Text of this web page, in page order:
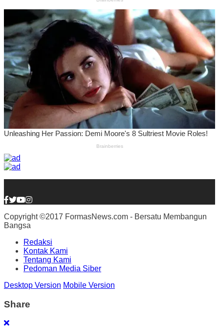
Copyright ©2017 FormasNews.com - Bersatu Membangun
Bangsa
Redaksi
Kontak Kami
Tentang Kami
Pedoman Media Siber
Desktop Version Mobile Version
Share